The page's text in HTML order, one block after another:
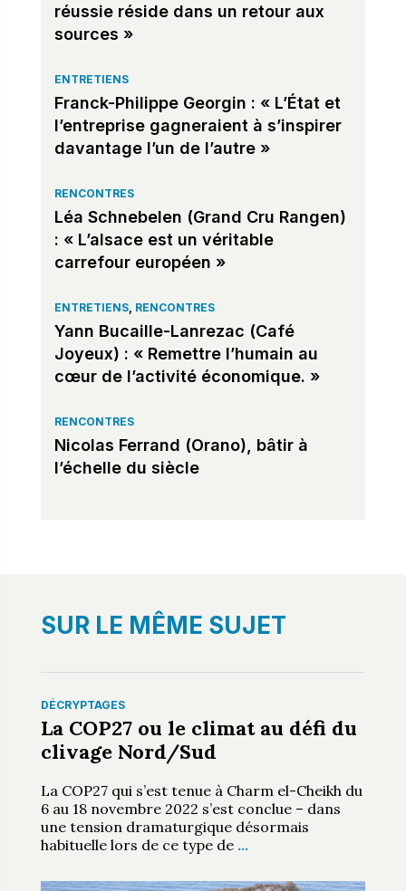
réussie réside dans un retour aux
sources »
ENTRETIENS
Franck-Philippe Georgin : « L’État et
l’entreprise gagneraient à s’inspirer
davantage l’un de l’autre »
RENCONTRES
Léa Schnebelen (Grand Cru Rangen)
: « L’alsace est un véritable
carrefour européen »
ENTRETIENS, RENCONTRES
Yann Bucaille-Lanrezac (Café
Joyeux) : « Remettre l’humain au
cœur de l’activité économique. »
RENCONTRES
Nicolas Ferrand (Orano), bâtir à
l’échelle du siècle
SUR LE MÊME SUJET
DÉCRYPTAGES
La COP27 ou le climat au défi du
clivage Nord/Sud
La COP27 qui s’est tenue à Charm el-Cheikh du
6 au 18 novembre 2022 s’est conclue – dans
une tension dramaturgique désormais
habituelle lors de ce type de …